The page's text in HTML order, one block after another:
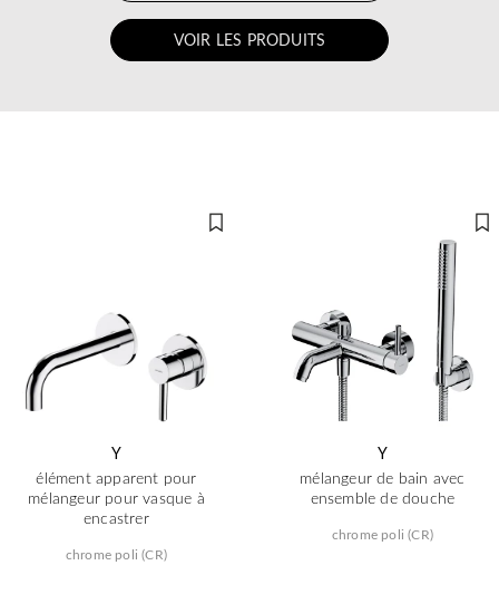
VOIR LES PRODUITS
Y
élément apparent pour
mélangeur pour vasque à
encastrer
chrome poli (CR)
Y
mélangeur de bain avec
ensemble de douche
chrome poli (CR)